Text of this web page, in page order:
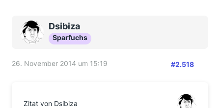
Dsibiza
Sparfuchs
26. November 2014 um 15:19 #2.518
Zitat von Dsibiza